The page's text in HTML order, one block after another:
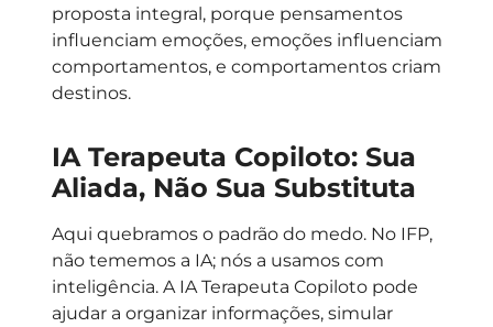
proposta integral, porque pensamentos
influenciam emoções, emoções influenciam
comportamentos, e comportamentos criam
destinos.
IA Terapeuta Copiloto: Sua
Aliada, Não Sua Substituta
Aqui quebramos o padrão do medo. No IFP,
não tememos a IA; nós a usamos com
inteligência. A IA Terapeuta Copiloto pode
ajudar a organizar informações, simular